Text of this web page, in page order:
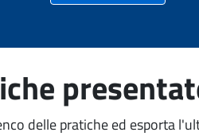
delle pratiche ed esporta